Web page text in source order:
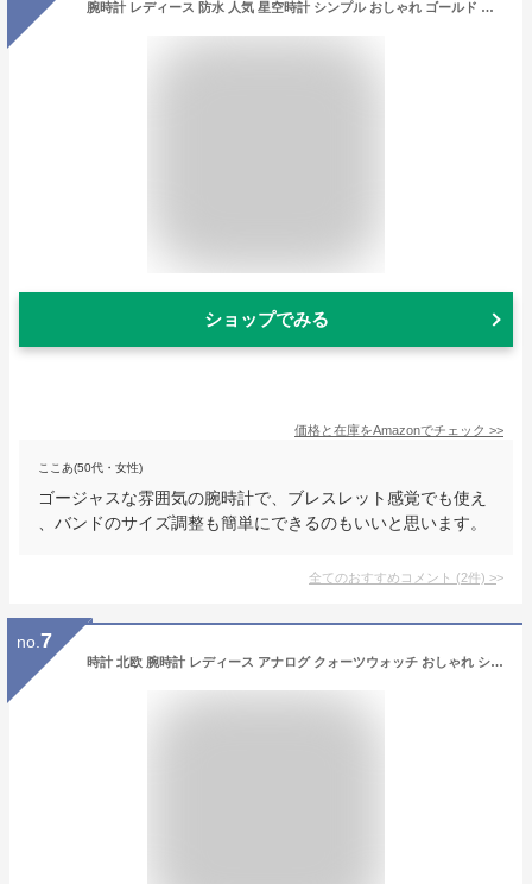
腕時計 レディース 防水 人気 星空時計 シンプル おしゃれ ゴールド レディース腕時計 レディースウォッチ 金属 ドレスウォッチ彼女へのプレゼント美しい かわいいウォッチ (ゴールデン)
ショップでみる
価格と在庫をAmazonでチェック >>
ここあ(50代・女性)
ゴージャスな雰囲気の腕時計で、ブレスレット感覚でも使え
、バンドのサイズ調整も簡単にできるのもいいと思います。
全てのおすすめコメント (2件) >
no. 7
時計 北欧 腕時計 レディース アナログ クォーツウォッチ おしゃれ シンプル レザー 人気 カジュアル ペア プチプラ ブランド チープカシオ感覚で使えるシンプルウォッチ